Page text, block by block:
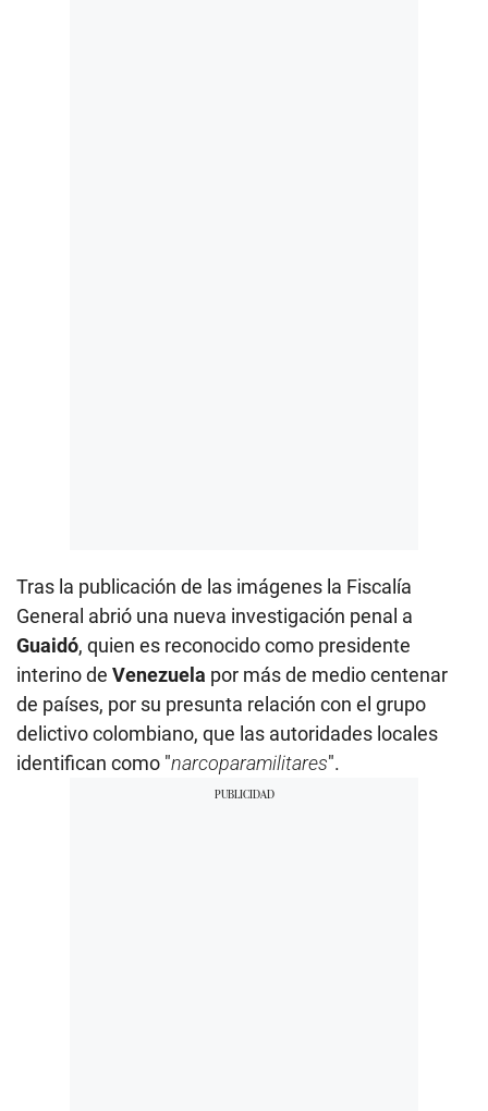
Tras la publicación de las imágenes la Fiscalía
General abrió una nueva investigación penal a
Guaidó, quien es reconocido como presidente
interino de Venezuela por más de medio centenar
de países, por su presunta relación con el grupo
delictivo colombiano, que las autoridades locales
identifican como "narcoparamilitares".